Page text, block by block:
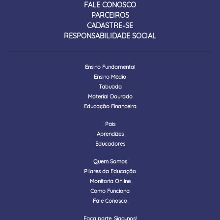
FALE CONOSCO
PARCEIROS
CADASTRE-SE
RESPONSABILIDADE SOCIAL
Ensino Fundamental
Ensino Médio
Tabuada
Material Dourado
Educação Financeira
Pais
Aprendizes
Educadores
Quem Somos
Pilares da Educação
Monitoria Online
Como Funciona
Fale Conosco
Faça parte. Siga-nos!